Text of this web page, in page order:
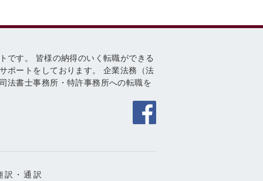
です。 皆様の納得のいく転職ができる
ポートをしております。 企業法務（法
法書士事務所・特許事務所への転職を
・通訳